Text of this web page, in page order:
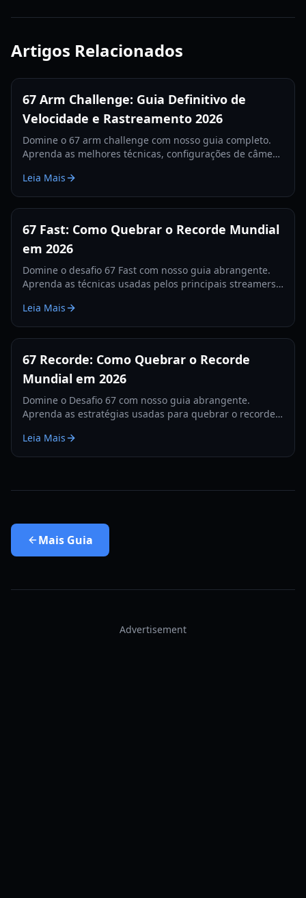
Artigos Relacionados
67 Arm Challenge: Guia Definitivo de
Velocidade e Rastreamento 2026
Domine o 67 arm challenge com nosso guia completo.
Aprenda as melhores técnicas, configurações de câmera
mundial em 2026.
Leia Mais
67 Fast: Como Quebrar o Recorde Mundial
em 2026
Domine o desafio 67 Fast com nosso guia abrangente.
Aprenda as técnicas usadas pelos principais streamers
classificação.
Leia Mais
67 Recorde: Como Quebrar o Recorde
Mundial em 2026
Domine o Desafio 67 com nosso guia abrangente.
Aprenda as estratégias usadas para quebrar o recorde
Leia Mais
Mais Guia
Advertisement